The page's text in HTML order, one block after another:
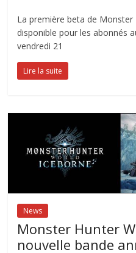
La première beta de
disponible pour les abonnés
vendredi 21
Lire la suite
News
Monster Hunter
nouvelle bande